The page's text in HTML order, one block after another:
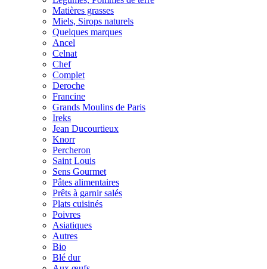
Matières grasses
Miels, Sirops naturels
Quelques marques
Ancel
Celnat
Chef
Complet
Deroche
Francine
Grands Moulins de Paris
Ireks
Jean Ducourtieux
Knorr
Percheron
Saint Louis
Sens Gourmet
Pâtes alimentaires
Prêts à garnir salés
Plats cuisinés
Poivres
Asiatiques
Autres
Bio
Blé dur